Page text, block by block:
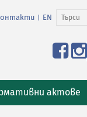
EN
актове